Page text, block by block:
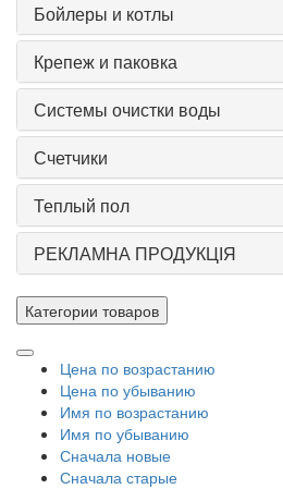
Бойлеры и котлы
Крепеж и паковка
Системы очистки воды
Счетчики
Теплый пол
РЕКЛАМНА ПРОДУКЦІЯ
Категории товаров
Цена по возрастанию
Цена по убыванию
Имя по возрастанию
Имя по убыванию
Сначала новые
Сначала старые